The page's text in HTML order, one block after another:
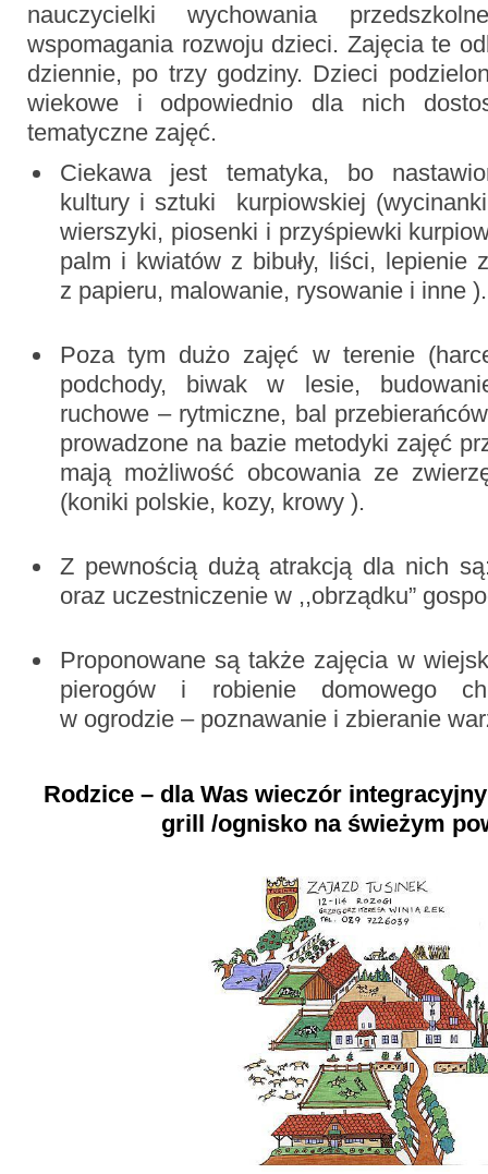
nauczycielki wychowania
wspomagania rozwoju dzieci. Zajęcia te
dziennie, po trzy godziny. Dzieci
wiekowe i odpowiednio dla nich
tematyczne zajęć.
Ciekawa jest tematyka, bo
kultury i sztuki kurpiowskiej
wierszyki, piosenki i przyśpiewki
palm i kwiatów z bibuły, liści, lepienie
z papieru, malowanie, rysowanie i inne ).
Poza tym dużo zajęć w terenie
podchody, biwak w lesie,
ruchowe – rytmiczne, bal
prowadzone na bazie metodyki zajęć
mają możliwość obcowania ze
(koniki polskie, kozy, krowy ).
Z pewnością dużą atrakcją dla nich
oraz uczestniczenie w ,,obrządku”
Proponowane są także zajęcia w
pierogów i robienie domowego
w ogrodzie – poznawanie i zbieranie
Rodzice – dla Was wieczór
grill /ognisko na świeżym